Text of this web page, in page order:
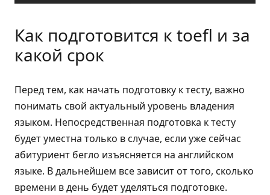
Как подготовится к toefl и за
какой срок
Перед тем, как начать подготовку к тесту, важно
понимать свой актуальный уровень владения
языком. Непосредственная подготовка к тесту
будет уместна только в случае, если уже сейчас
абитуриент бегло изъясняется на английском
языке. В дальнейшем все зависит от того, сколько
времени в день будет уделяться подготовке.